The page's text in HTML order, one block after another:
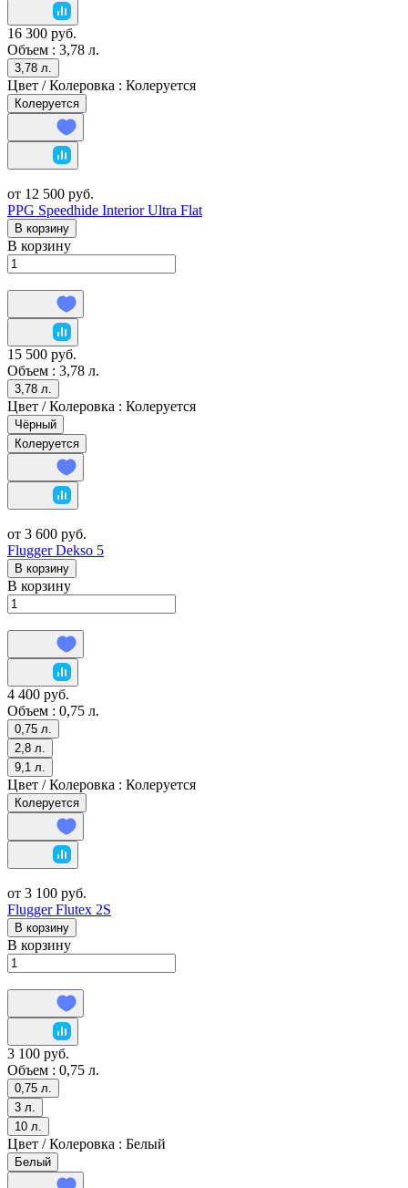
16 300 руб.
Объем : 3,78 л.
3,78 л.
Цвет / Колеровка : Колеруется
Колеруется
от 12 500 руб.
PPG Speedhide Interior Ultra Flat
В корзину
В корзину
15 500 руб.
Объем : 3,78 л.
3,78 л.
Цвет / Колеровка : Колеруется
Чёрный
Колеруется
от 3 600 руб.
Flugger Dekso 5
В корзину
В корзину
4 400 руб.
Объем : 0,75 л.
0,75 л.
2,8 л.
9,1 л.
Цвет / Колеровка : Колеруется
Колеруется
от 3 100 руб.
Flugger Flutex 2S
В корзину
В корзину
3 100 руб.
Объем : 0,75 л.
0,75 л.
3 л.
10 л.
Цвет / Колеровка : Белый
Белый